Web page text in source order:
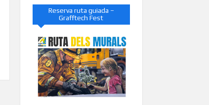
Reserva ruta guiada –
Grafftech Fest